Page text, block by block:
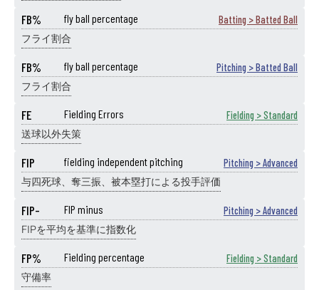
FB% fly ball percentage Batting > Batted Ball
フライ割合
FB% fly ball percentage Pitching > Batted Ball
フライ割合
FE Fielding Errors Fielding > Standard
送球以外失策
FIP fielding independent pitching Pitching > Advanced
与四死球、奪三振、被本塁打による投手評価
FIP- FIP minus Pitching > Advanced
FIPを平均を基準に指数化
FP% Fielding percentage Fielding > Standard
守備率